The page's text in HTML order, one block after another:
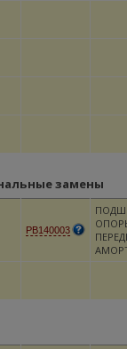
замены
PB140003